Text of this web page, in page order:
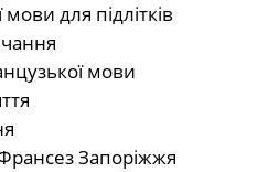
для підлітків
мови
Запоріжжя